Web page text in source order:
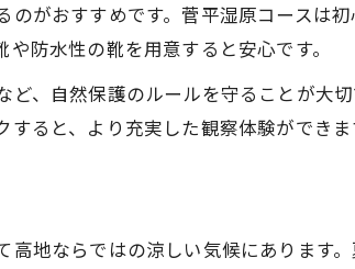
がおすすめです。菅平湿原コースは
防水性の靴を用意すると安心です。
、自然保護のルールを守ることが大
ると、より充実した観察体験ができま
地ならではの涼しい気候にあります